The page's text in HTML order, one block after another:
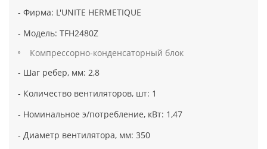
- Фирма: L'UNITE HERMETIQUE
- Модель: TFH2480Z
Компрессорно-конденсаторный блок
- Шаг ребер, мм: 2,8
- Количество вентиляторов, шт: 1
- Номинальное э/потребление, кВт: 1,47
- Диаметр вентилятора, мм: 350